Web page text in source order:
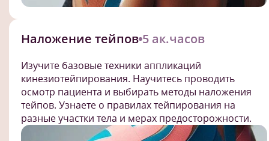
Наложение тейпов 5 ак.часов
Изучите базовые техники аппликаций
кинезиотейпирования. Научитесь проводить
осмотр пациента и выбирать методы наложения
тейпов. Узнаете о правилах тейпирования на
разные участки тела и мерах предосторожности.